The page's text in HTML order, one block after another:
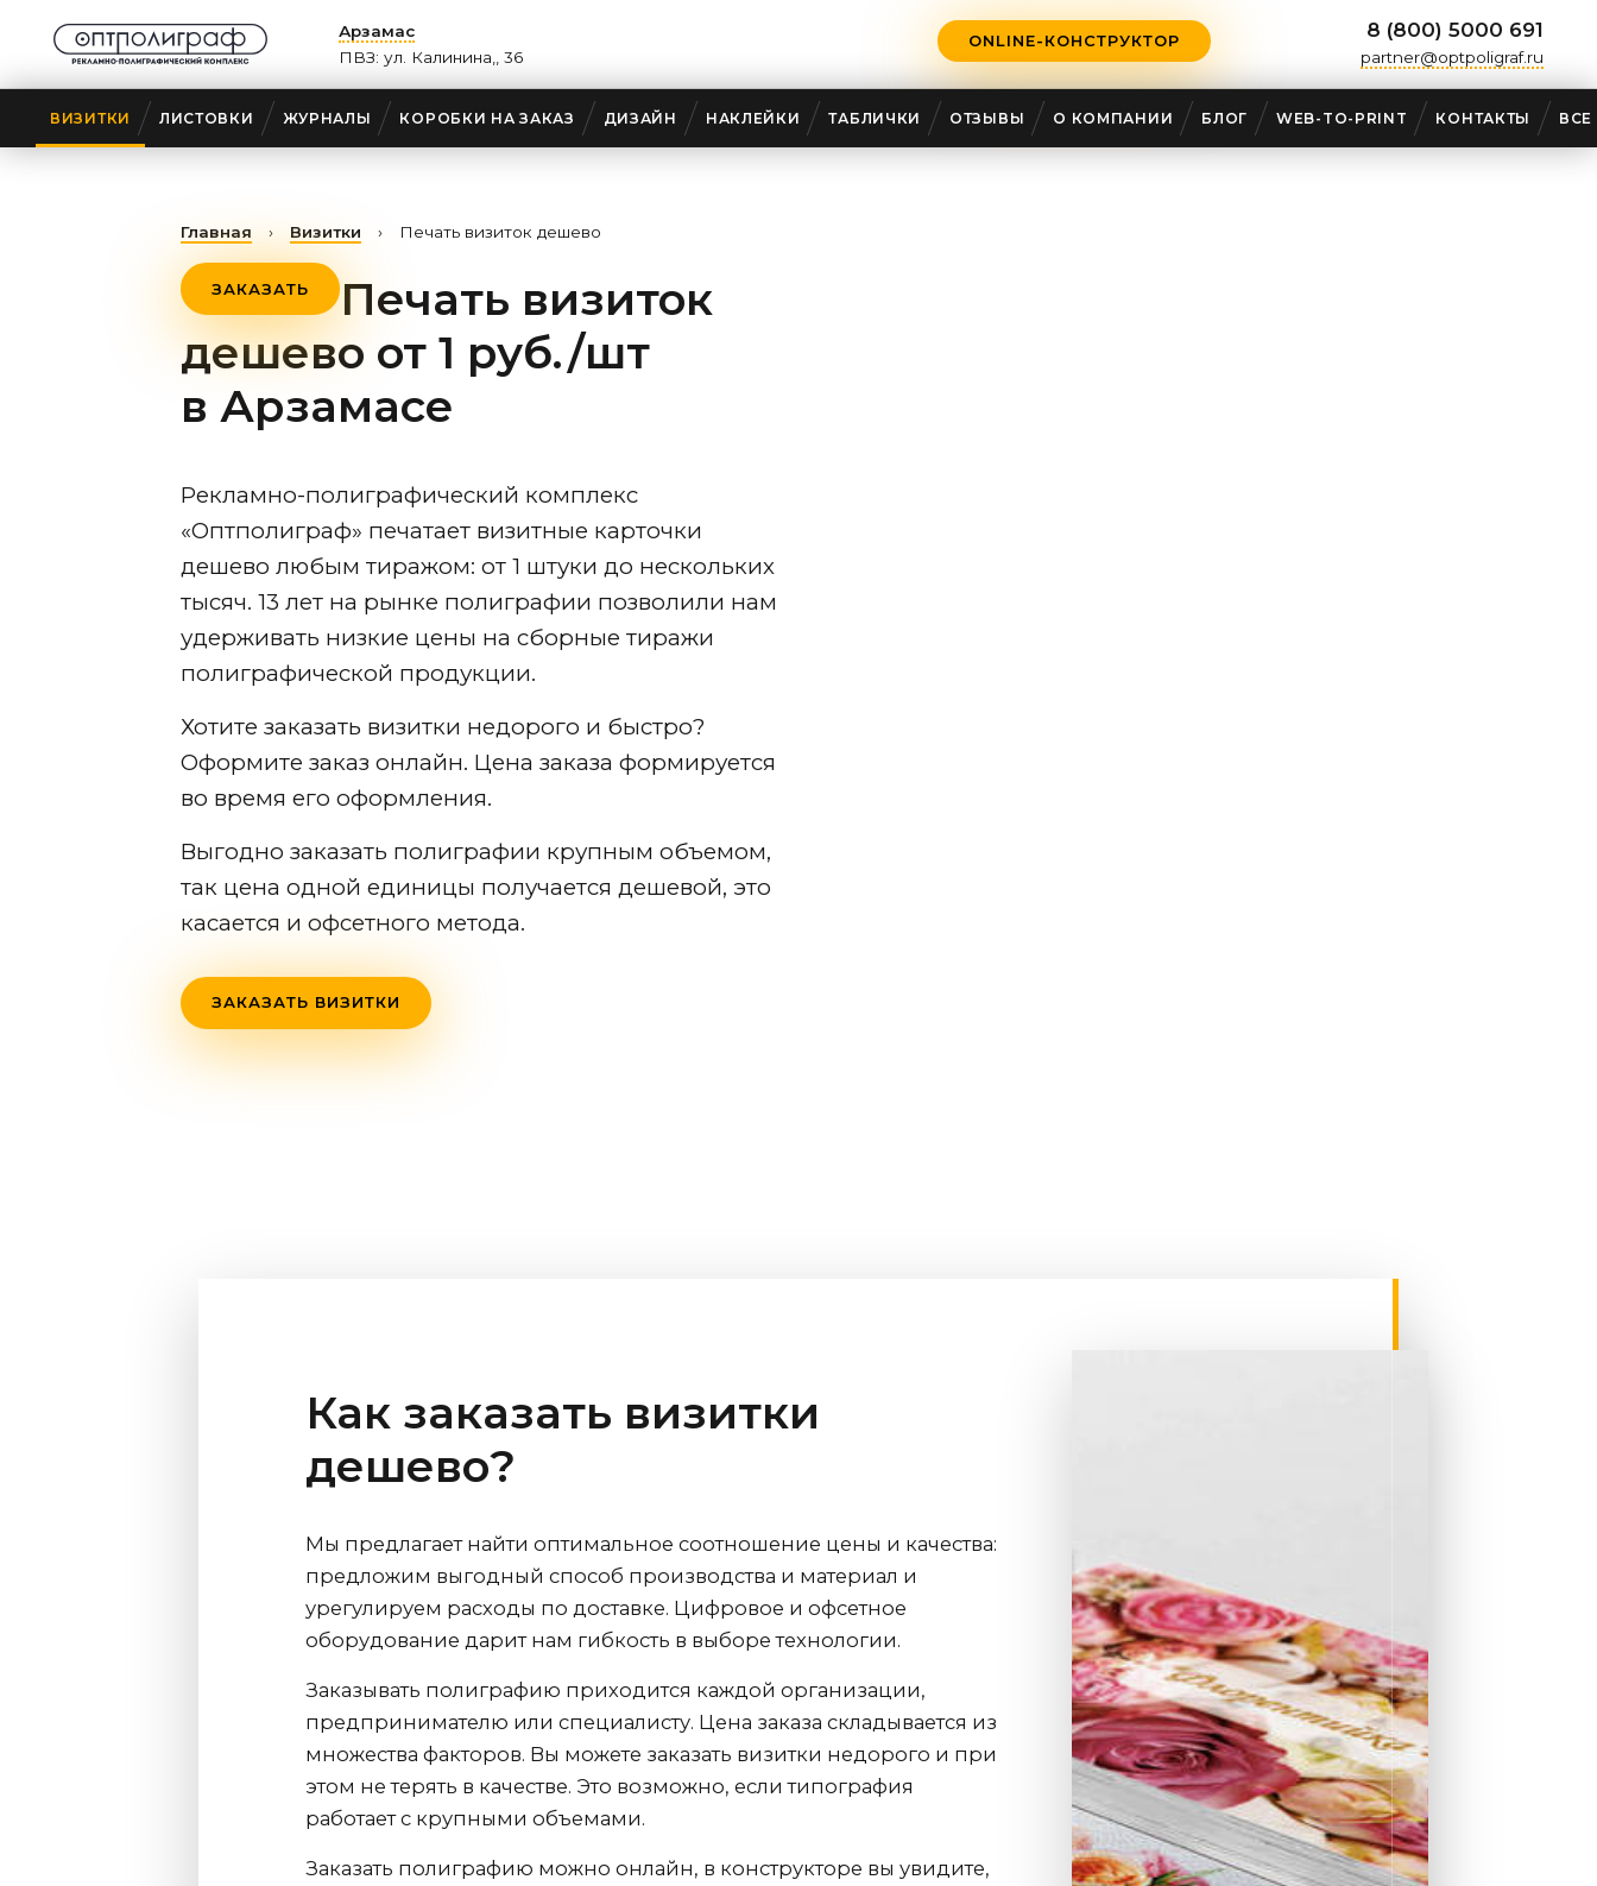
Арзамас
ПВЗ: ул. Калинина,, 36
ONLINE-КОНСТРУКТОР 8 (800) 5000 691
partner@optpoligraf.ru
ВИЗИТКИ ЛИСТОВКИ ЖУРНАЛЫ КОРОБКИ НА ЗАКАЗ ДИЗАЙН НАКЛЕЙКИ ТАБЛИЧКИ ОТЗЫВЫ О КОМПАНИИ БЛОГ WEB-TO-PRINT КОНТАКТЫ ВСЕ
Главная › Визитки › Печать визиток дешево
ЗАКАЗАТЬ
Печать визиток
дешево от 1 руб./шт
в Арзамасе
Рекламно-полиграфический комплекс
«Оптполиграф» печатает визитные карточки
дешево любым тиражом: от 1 штуки до нескольких
тысяч. 13 лет на рынке полиграфии позволили нам
удерживать низкие цены на сборные тиражи
полиграфической продукции.
Хотите заказать визитки недорого и быстро?
Оформите заказ онлайн. Цена заказа формируется
во время его оформления.
Выгодно заказать полиграфии крупным объемом,
так цена одной единицы получается дешевой, это
касается и офсетного метода.
ЗАКАЗАТЬ ВИЗИТКИ
Как заказать визитки
дешево?
Мы предлагает найти оптимальное соотношение цены и качества:
предложим выгодный способ производства и материал и
урегулируем расходы по доставке. Цифровое и офсетное
оборудование дарит нам гибкость в выборе технологии.
Заказывать полиграфию приходится каждой организации,
предпринимателю или специалисту. Цена заказа складывается из
множества факторов. Вы можете заказать визитки недорого и при
этом не терять в качестве. Это возможно, если типография
работает с крупными объемами.
Заказать полиграфию можно онлайн, в конструкторе вы увидите,